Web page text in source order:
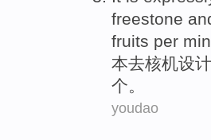
freestone
fruits per
本去核机设计
个。
youdao